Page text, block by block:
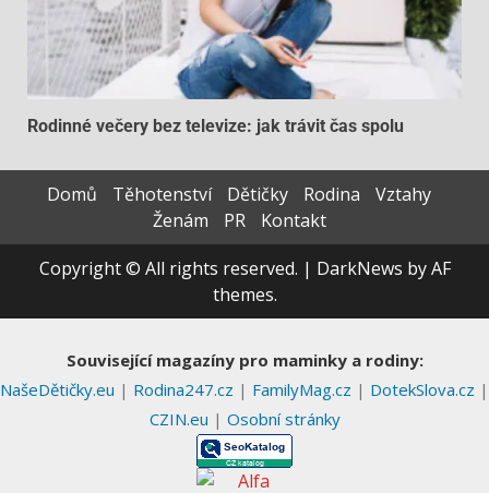
Rodinné večery bez televize: jak trávit čas spolu
Domů Těhotenství Dětičky Rodina
Vztahy
Ženám
PR
Kontakt
Copyright © All rights reserved. | DarkNews by AF
themes.
Související magazíny pro maminky a rodiny:
NašeDětičky.eu | Rodina247.cz | FamilyMag.cz | DotekSlova.cz |
CZIN.eu | Osobní stránky